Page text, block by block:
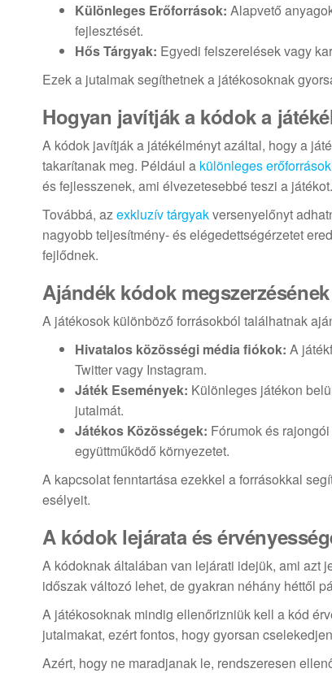
Különleges Erőforrások: Alapvető
fejlesztését.
Hős Tárgyak: Egyedi felszerelések vagy
Ezek a jutalmak segíthetnek a játékosoknak
Hogyan javítják a kódok a
A kódok javítják a játékélményt azáltal, hogy a
takarítanak meg. Például a különleges erőforrások
és fejlesszenek, ami élvezetesebbé teszi a játékot.
Továbbá, azexkluzív tárgyakversenyelőnyt
nagyobb teljesítmény- és elégedettségérzetet
fejlődnek.
Ajándék kódok
A játékosok különböző forrásokból találhatnak
Hivatalos közösségi média fiókok: A
Twitter vagy Instagram.
Játék Események: Különleges játékon
jutalmát.
Játékos Közösségek: Fórumok és
együttműködő környezetet.
A kapcsolat fenntartása ezekkel a forrásokkal
esélyeit.
A kódok lejárata és
A kódoknak általában van lejárati idejük, ami azt
időszak változó lehet, de gyakran néhány héttől
A játékosoknak mindig ellenőrizniük kell a kód
jutalmakat, ezért fontos, hogy gyorsan
Azért, hogy ne maradjanak le, rendszeresen